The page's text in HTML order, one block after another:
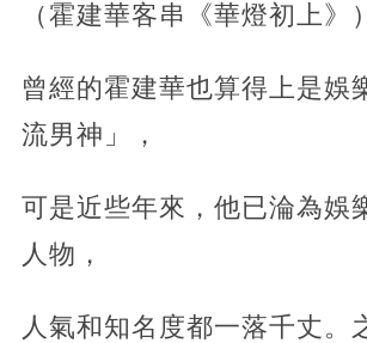
（霍建華客串《華燈初上》）
曾經的霍建華也算得上是娛
流男神」，
可是近些年來，他已淪為娛
人物，
人氣和知名度都一落千丈。